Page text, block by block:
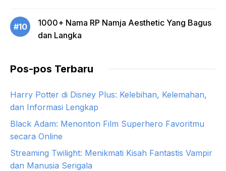
#10
1000+ Nama RP Namja Aesthetic Yang Bagus
dan Langka
Pos-pos Terbaru
Harry Potter di Disney Plus: Kelebihan, Kelemahan,
dan Informasi Lengkap
Black Adam: Menonton Film Superhero Favoritmu
secara Online
Streaming Twilight: Menikmati Kisah Fantastis Vampir
dan Manusia Serigala